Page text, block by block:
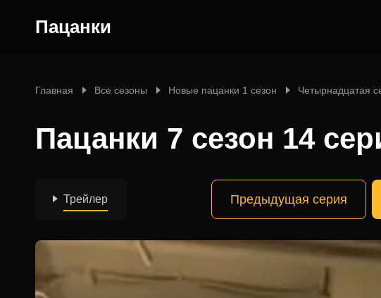
Пацанки
Главная Все сезоны Новые пацанки 1 сезон Четырнадцатая
Пацанки 7 сезон 14
Трейлер Предыдущая серия